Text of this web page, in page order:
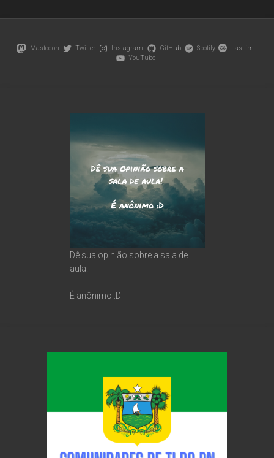
Mastodon Twitter Instagram GitHub Spotify
Last.fm
YouTube
Dê sua opinião sobre a sala de
aula!
É anônimo :D